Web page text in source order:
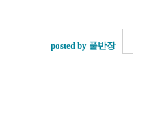
posted by 풀반장